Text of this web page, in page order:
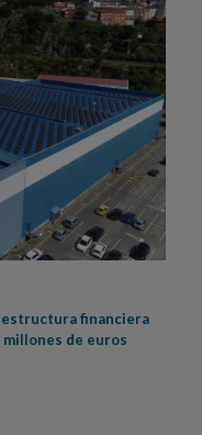
estructura financiera
millones de euros